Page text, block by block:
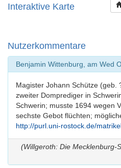
Interaktive Karte
Nutzerkommentare
Benjamin Wittenburg, am Wed
Magister Johann Schütze (geb.
zweiter Domprediger in
Schwerin; musste 1694 wegen
sechste Gebot flüchten;
http://purl.uni-rostock.de/
(Willgeroth: Die Mecklenburg-